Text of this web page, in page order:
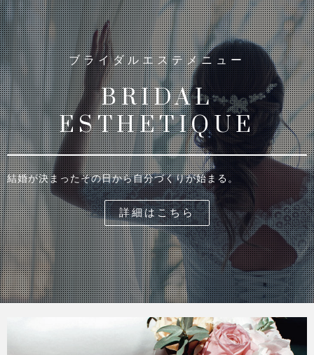
ブライダルエステメニュー
BRIDAL
ESTHETIQUE
結婚が決まったその日から自分づくりが始まる。
詳細はこちら
CONCEPT